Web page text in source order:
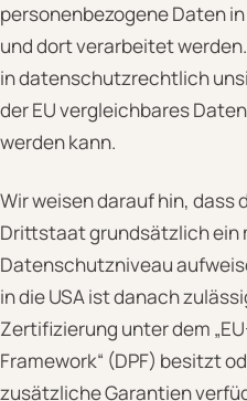
personenbezogene Daten
und dort verarbeitet
in datenschutzrechtlich
der EU vergleichbares
werden kann.
Wir weisen darauf hin, dass
Drittstaat grundsätzlich ein
Datenschutzniveau
in die USA ist danach
Zertifizierung unter dem
Framework“ (DPF) besitzt
zusätzliche Garantien